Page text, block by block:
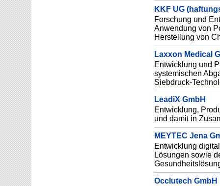
KKF UG
Forschung und
Anwendung von
Herstellung von
Laxxon Medical
Entwicklung und
systemischen
Siebdruck-
LeadiX GmbH
Entwicklung,
und damit in
MEYTEC Jena
Entwicklung
Lösungen sowie
Occlutech GmbH